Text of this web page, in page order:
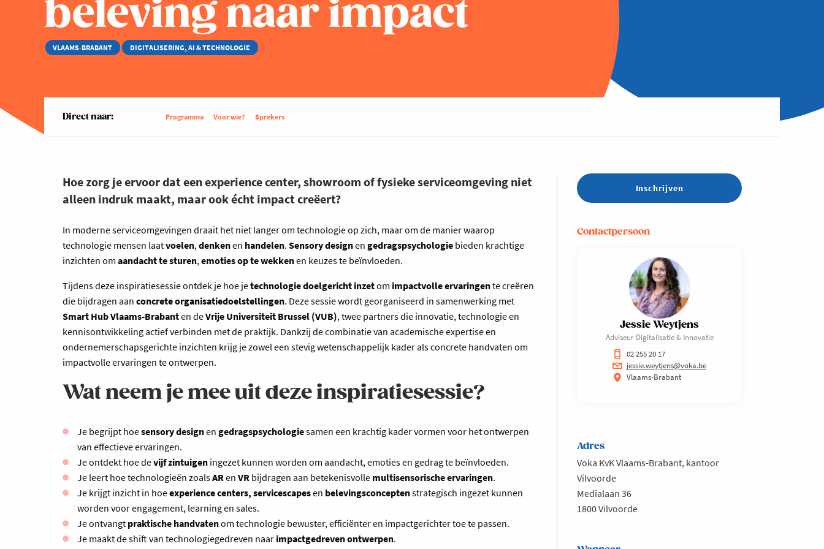
beleving naar impact
VLAAMS-BRABANT DIGITALISERING, AI & TECHNOLOGIE
Direct naar: Programma Voor wie? Sprekers
Hoe zorg je ervoor dat een experience center, showroom of fysieke serviceomgeving niet
alleen indruk maakt, maar ook écht impact creëert?
In moderne serviceomgevingen draait het niet langer om technologie op zich, maar om de manier waarop
technologie mensen laatvoelen, denkenen handelen. Sensory designen gedragspsychologie bieden krachtige
inzichten om aandacht te sturen, emoties op te wekkenen keuzes te beïnvloeden.
Tijdens deze inspiratiesessie ontdek je hoe jetechnologie doelgericht inzetom impactvolle ervaringente creëren
die bijdragen aan concrete organisatiedoelstellingen. Deze sessie wordt georganiseerd in samenwerking met
Smart Hub Vlaams-Brabanten deVrije Universiteit Brussel (VUB), twee partners die innovatie, technologie en
kennisontwikkeling actief verbinden met de praktijk. Dankzij de combinatie van academische expertise en
ondernemerschapsgerichte inzichten krijg je zowel een stevig wetenschappelijk kader als concrete handvaten om
impactvolle ervaringen te ontwerpen.
Wat neem je mee uit deze inspiratiesessie?
Je begrijpt hoesensory designen gedragspsychologiesamen een krachtig kader vormen voor het ontwerpen
van effectieve ervaringen.
Je ontdekt hoe devijf zintuigen ingezet kunnen worden om aandacht, emoties en gedrag te beïnvloeden.
Je leert hoe technologieën zoalsAR en VR bijdragen aan betekenisvolle multisensorische ervaringen.
Je krijgt inzicht in hoeexperience centers, servicescapesen belevingsconceptenstrategisch ingezet kunnen
worden voor engagement, learning en sales.
Je ontvangt praktische handvatenom technologie bewuster, efficiënter en impactgerichter toe te passen.
Je maakt de shift van technologiegedreven naar impactgedreven ontwerpen.
Inschrijven
Contactpersoon
Jessie Weytjens
Adviseur Digitalisatie & Innovatie
02 255 20 17
jessie.weytjens@voka.be
Vlaams-Brabant
Adres
Voka KvK Vlaams-Brabant, kantoor
Vilvoorde
Medialaan 36
1800 Vilvoorde